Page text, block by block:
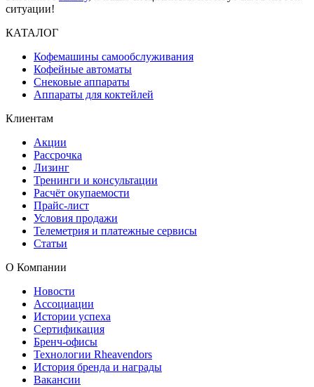
ситуации!
КАТАЛОГ
Кофемашины самообслуживания
Кофейные автоматы
Снековые аппараты
Аппараты для коктейлей
Клиентам
Акции
Рассрочка
Лизинг
Тренинги и консультации
Расчёт окупаемости
Прайс-лист
Условия продажи
Телеметрия и платежные сервисы
Статьи
О Компании
Новости
Ассоциации
Истории успеха
Сертификация
Бренч-офисы
Технологии Rheavendors
История бренда и награды
Вакансии